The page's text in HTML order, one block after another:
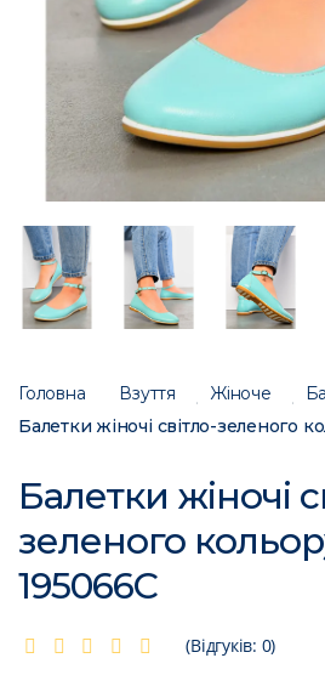
Головна Взуття Жіноче
Балетки жіночі
зеленого
195066C
(Відгуків: 0)